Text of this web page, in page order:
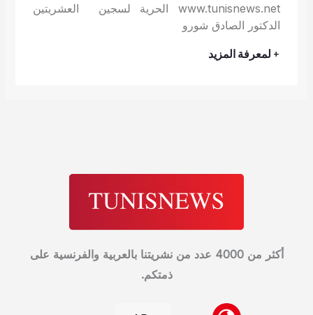
www.tunisnews.net الحرية لسجين العشريتين
الدكتور الصادق شورو
+ لمعرفة المزيد
أكثر من 4000 عدد من نشريتنا بالعربية والفرنسية على
ذمتكم.